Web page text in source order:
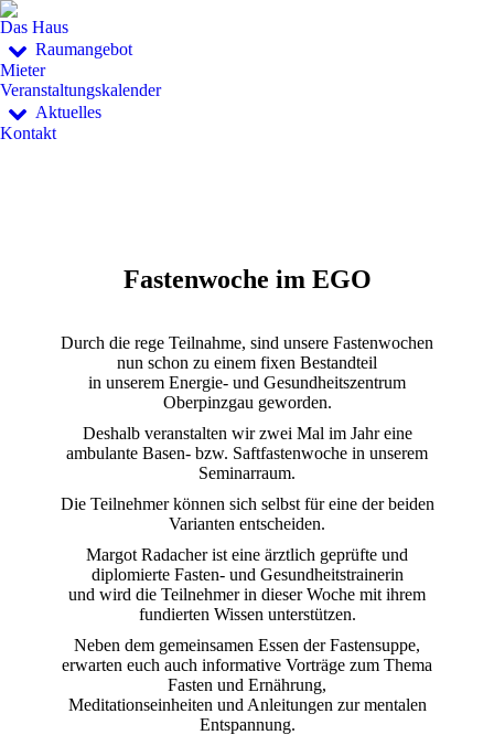
Das Haus
Raumangebot
Mieter
Veranstaltungskalender
Aktuelles
Kontakt
Fastenwoche im EGO
Durch die rege Teilnahme, sind unsere Fastenwochen
nun schon zu einem fixen Bestandteil
in unserem Energie- und Gesundheitszentrum
Oberpinzgau geworden.
Deshalb veranstalten wir zwei Mal im Jahr eine
ambulante Basen- bzw. Saftfastenwoche in unserem
Seminarraum.
Die Teilnehmer können sich selbst für eine der beiden
Varianten entscheiden.
Margot Radacher ist eine ärztlich geprüfte und
diplomierte Fasten- und Gesundheitstrainerin
und wird die Teilnehmer in dieser Woche mit ihrem
fundierten Wissen unterstützen.
Neben dem gemeinsamen Essen der Fastensuppe,
erwarten euch auch informative Vorträge zum Thema
Fasten und Ernährung,
Meditationseinheiten und Anleitungen zur mentalen
Entspannung.